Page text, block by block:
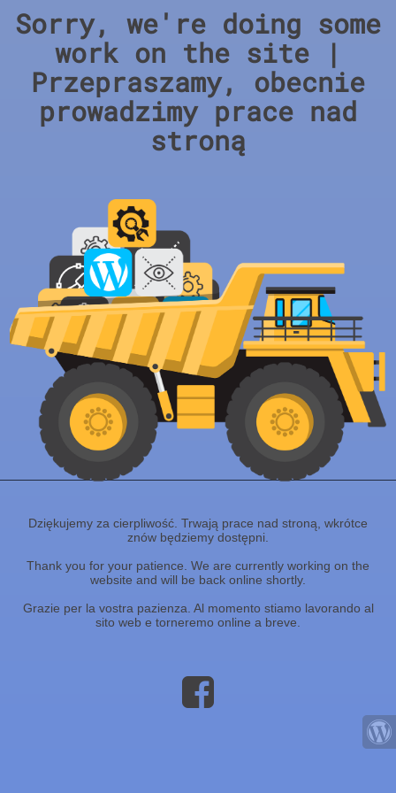
Sorry, we're doing some
work on the site |
Przepraszamy, obecnie
prowadzimy prace nad
stroną
Dziękujemy za cierpliwość. Trwają prace nad stroną, wkrótce
znów będziemy dostępni.
Thank you for your patience. We are currently working on the
website and will be back online shortly.
Grazie per la vostra pazienza. Al momento stiamo lavorando al
sito web e torneremo online a breve.